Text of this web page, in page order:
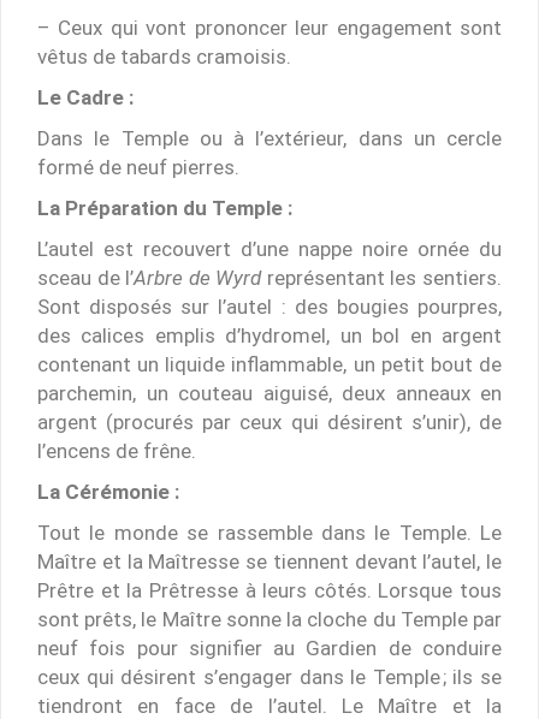
– Ceux qui vont prononcer leur engagement sont
vêtus de tabards cramoisis.
Le Cadre :
Dans le Temple ou à l’extérieur, dans un cercle
formé de neuf pierres.
La Préparation du Temple :
L’autel est recouvert d’une nappe noire ornée du
sceau de l’Arbre de Wyrdreprésentant les sentiers.
Sont disposés sur l’autel : des bougies pourpres,
des calices emplis d’hydromel, un bol en argent
contenant un liquide inflammable, un petit bout de
parchemin, un couteau aiguisé, deux anneaux en
argent (procurés par ceux qui désirent s’unir), de
l’encens de frêne.
La Cérémonie :
Tout le monde se rassemble dans le Temple. Le
Maître et la Maîtresse se tiennent devant l’autel, le
Prêtre et la Prêtresse à leurs côtés. Lorsque tous
sont prêts, le Maître sonne la cloche du Temple par
neuf fois pour signifier au Gardien de conduire
ceux qui désirent s’engager dans le Temple ; ils se
tiendront en face de l’autel. Le Maître et la